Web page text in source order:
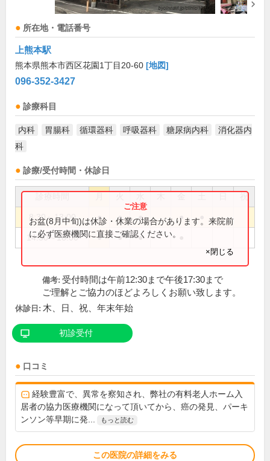
所在地・電話番号
上熊本駅
熊本県熊本市西区花園1丁目20-60 [地図]
096-352-3427
診療科目
内科 胃腸科 循環器科 呼吸器科 糖尿病内科
消化器内
科
診療/受付時間・休診日
祝
8:30～13:00 ● ● ● ●
14:30～18:00 ● ● ●
お盆(8月中旬)は休診・休業の場合があります。来院前
に必ず医療機関に直接ご確認ください。
×閉じる
備考: 受付時間は午前12:30まで午後17:30まで
ご理解とご協力のほどよろしくお願い致します。
休診日: 木、日、祝、年末年始
初診受付
口コミ
経験豊富で、異常を察知され、弊社の有料老人ホーム入
居者の協力医療機関になって頂いてから、癌の発見、パーキ
ンソン等早期に発...
もっと読む
この医院の詳細をみる